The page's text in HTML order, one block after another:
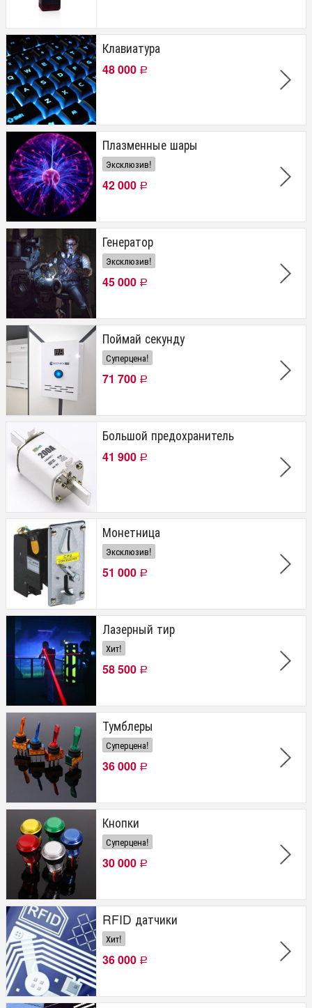
Клавиатура
48 000 Р
Плазменные шары
Эксклюзив!
42 000 Р
Генератор
Эксклюзив!
45 000 Р
Поймай секунду
Суперцена!
71 700 Р
Большой предохранитель
41 900 Р
Монетница
Эксклюзив!
51 000 Р
Лазерный тир
Хит!
58 500 Р
Тумблеры
Суперцена!
36 000 Р
Кнопки
Суперцена!
30 000 Р
RFID датчики
Хит!
36 000 Р